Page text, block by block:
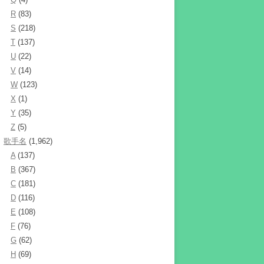
R (83)
S (218)
T (137)
U (22)
V (14)
W (123)
X (1)
Y (35)
Z (5)
歌手名 (1,962)
A(137)
B (367)
C (181)
D (116)
E (108)
F (76)
G (62)
H (69)